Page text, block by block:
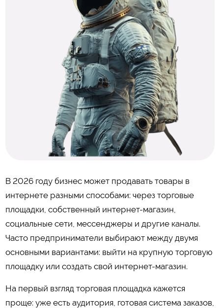
В 2026 году бизнес может продавать товары в
интернете разными способами: через торговые
площадки, собственный интернет-магазин,
социальные сети, мессенджеры и другие каналы.
Часто предприниматели выбирают между двумя
основными вариантами: выйти на крупную торговую
площадку или создать свой интернет-магазин.
На первый взгляд торговая площадка кажется
проще: уже есть аудитория, готовая система заказов,